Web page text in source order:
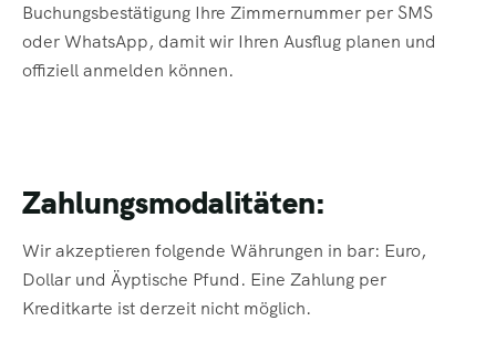
Buchungsbestätigung Ihre Zimmernummer per SMS
oder WhatsApp, damit wir Ihren Ausflug planen und
offiziell anmelden können.
Zahlungsmodalitäten:
Wir akzeptieren folgende Währungen in bar: Euro,
Dollar und Äyptische Pfund. Eine Zahlung per
Kreditkarte ist derzeit nicht möglich.